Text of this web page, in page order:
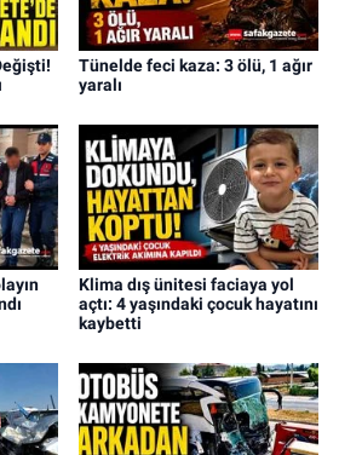
Tünelde feci kaza: 3 ölü, 1 ağır
yaralı
Klima dış ünitesi faciaya yol
açtı: 4 yaşındaki çocuk hayatını
kaybetti